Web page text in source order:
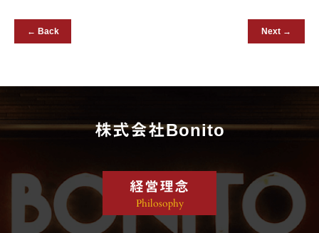
← Back Next →
株式会社Bonito
経営理念
Philosophy